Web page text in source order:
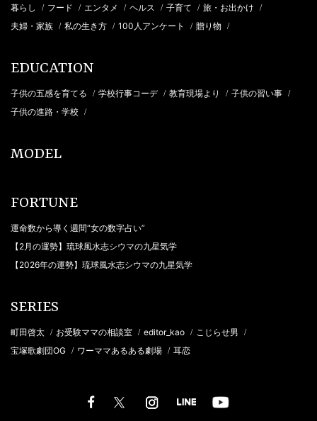
暮らし / フード / エンタメ / ヘルス / 子育て / 旅・お出かけ /
夫婦・家族 / 私の生き方 / 100人アンケート / 贈り物 /
EDUCATION
子供の五感を育てる / 学校行事コーデ / 教育現場より / 子供の習い事 /
子供の進路・学校 /
MODEL
FORTUNE
運命数から導く週間“女の数字占い”
【2月の運勢】琉球風水志シウマの九星気学
【2026年の運勢】琉球風水志シウマの九星気学
SERIES
町田啓太 / お受験ママの相談室 / editor_kao / こじらせ男 /
宝塚歌劇団OG / ワーママあるある劇場 / 耳恋